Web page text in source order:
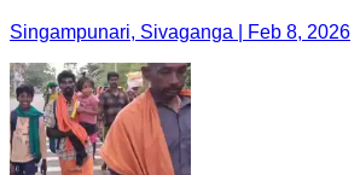
Singampunari, Sivaganga | Feb 8, 2026